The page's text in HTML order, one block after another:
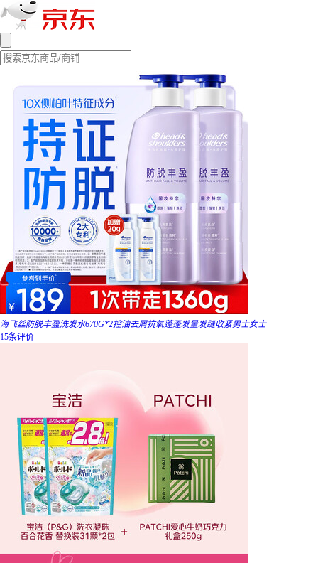
海飞丝防脱丰盈洗发水670G*2控油去屑抗氧蓬蓬发量发缝收紧男士女士
15条评价